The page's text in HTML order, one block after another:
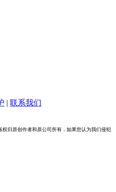
| 联系我们
归原创作者和原公司所有，如果您认为我们侵犯